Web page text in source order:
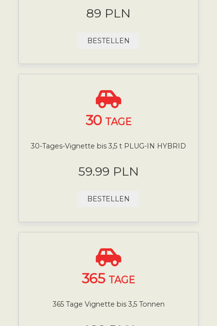
89 PLN
BESTELLEN
30 TAGE
30-Tages-Vignette bis 3,5 t PLUG-IN HYBRID
59.99 PLN
BESTELLEN
365 TAGE
365 Tage Vignette bis 3,5 Tonnen